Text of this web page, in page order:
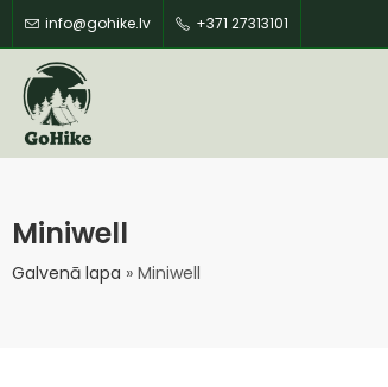
info@gohike.lv +371 27313101
Miniwell
Galvenā lapa » Miniwell